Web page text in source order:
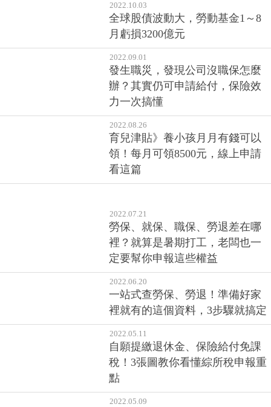
2022.10.03
全球股債波動大，勞動基金1～8
月虧損3200億元
2022.09.01
發生職災，發現公司沒職保怎麼
辦？其實仍可申請給付，保險效
力一次搞懂
2022.08.26
育兒津貼》養小孩月月有錢可以
領！每月可領8500元，線上申請
看這篇
2022.07.21
勞保、就保、職保、勞退差在哪
裡？就算是暑期打工，老闆也一
定要幫你申報這些權益
2022.06.20
一站式查勞保、勞退！準備好家
裡就有的這個資料，3步驟就搞定
2022.05.11
自願提繳退休金、保險給付免課
稅！3張圖教你看懂綜所稅申報重
點
2022.05.09